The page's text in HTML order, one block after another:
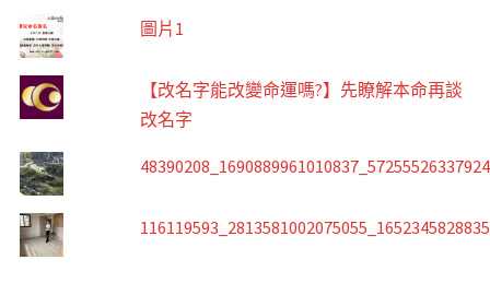
圖片1
【改名字能改變命運嗎?】先瞭解本命再談
改名字